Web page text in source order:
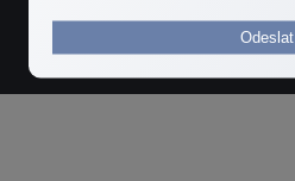
Odeslat